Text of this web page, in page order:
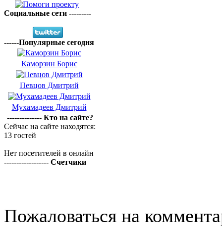
Социальные сети ---------
------Популярные сегодня
Каморзин Борис
Певцов Дмитрий
Мухамадеев Дмитрий
-------------- Кто на сайте?
Сейчас на сайте находятся:
13 гостей
Нет посетителей в онлайн
------------------ Счетчики
Пожаловаться на